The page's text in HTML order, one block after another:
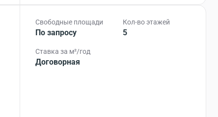
Свободные площади
По запросу
Кол-во этажей
5
Ставка за м²/год
Договорная